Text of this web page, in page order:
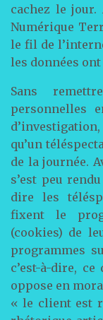
cachez le jour.
Numérique
le fil de
les données ont
Sans
personnelles
qu’un
de la journée.
s’est peu
dire les
fixent le
(cookies) de
programmes
c’est-à-dire,
oppose en
« le client est